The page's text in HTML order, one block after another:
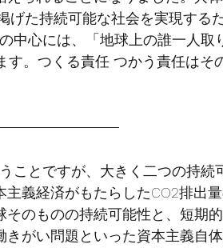
た持続可能な社会を実現する
中心には、「地球上の誰一人取
す。つくる責任 つかう責任はそ
ことですが、大きく二つの持続
義経済がもたらしたCO2排出
のものの持続可能性と、短期
がい問題といった資本主義自